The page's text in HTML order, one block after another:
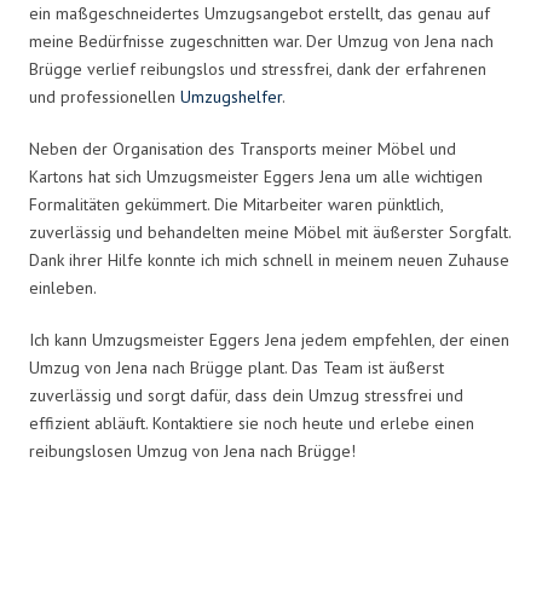
ein maßgeschneidertes Umzugsangebot erstellt, das genau auf
meine Bedürfnisse zugeschnitten war. Der Umzug von Jena nach
Brügge verlief reibungslos und stressfrei, dank der erfahrenen
und professionellen Umzugshelfer.
Neben der Organisation des Transports meiner Möbel und
Kartons hat sich Umzugsmeister Eggers Jena um alle wichtigen
Formalitäten gekümmert. Die Mitarbeiter waren pünktlich,
zuverlässig und behandelten meine Möbel mit äußerster Sorgfalt.
Dank ihrer Hilfe konnte ich mich schnell in meinem neuen Zuhause
einleben.
Ich kann Umzugsmeister Eggers Jena jedem empfehlen, der einen
Umzug von Jena nach Brügge plant. Das Team ist äußerst
zuverlässig und sorgt dafür, dass dein Umzug stressfrei und
effizient abläuft. Kontaktiere sie noch heute und erlebe einen
reibungslosen Umzug von Jena nach Brügge!